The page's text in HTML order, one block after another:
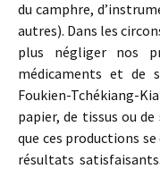
du camphre,
autres). Dans les
plus négliger nos
médicaments et de
Foukien-Tchékiang-
papier, de tissus ou
que ces productions
résultats